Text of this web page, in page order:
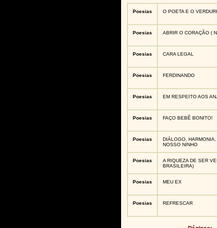
Poesias O POETA E O
Poesias ABRIR O CORAÇÃO (
Poesias CARA LEGAL
Poesias FERDINANDO
Poesias EM RESPEITO AOS
Poesias FAÇO BEBÊ BONITO!
Poesias
DIÁLOGO,
NOSSO NINHO
Poesias
A RIQUEZA DE SER
BRASILEIRA)
Poesias MEU EX
Poesias REFRESCAR